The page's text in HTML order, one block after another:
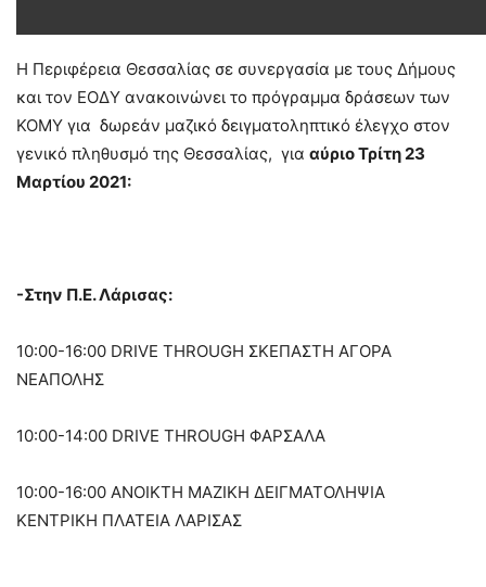
Η Περιφέρεια Θεσσαλίας σε συνεργασία με τους Δήμους
και τον ΕΟΔΥ ανακοινώνει το πρόγραμμα δράσεων των
ΚΟΜΥ για δωρεάν μαζικό δειγματοληπτικό έλεγχο στον
γενικό πληθυσμό της Θεσσαλίας, για αύριο Τρίτη 23
Μαρτίου 2021:
-Στην Π.Ε. Λάρισας:
10:00-16:00 DRIVE THROUGH ΣΚΕΠΑΣΤΗ ΑΓΟΡΑ
ΝΕΑΠΟΛΗΣ
10:00-14:00 DRIVE THROUGH ΦΑΡΣΑΛΑ
10:00-16:00 ΑΝΟΙΚΤΗ ΜΑΖΙΚΗ ΔΕΙΓΜΑΤΟΛΗΨΙΑ
ΚΕΝΤΡΙΚΗ ΠΛΑΤΕΙΑ ΛΑΡΙΣΑΣ